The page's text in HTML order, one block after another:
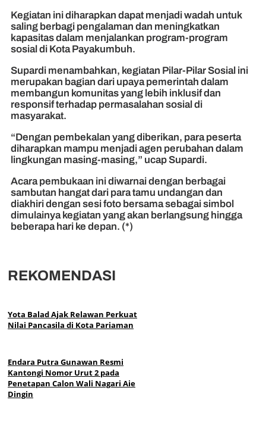
Kegiatan ini diharapkan dapat menjadi wadah untuk
saling berbagi pengalaman dan meningkatkan
kapasitas dalam menjalankan program-program
sosial di Kota Payakumbuh.
Supardi menambahkan, kegiatan Pilar-Pilar Sosial ini
merupakan bagian dari upaya pemerintah dalam
membangun komunitas yang lebih inklusif dan
responsif terhadap permasalahan sosial di
masyarakat.
“Dengan pembekalan yang diberikan, para peserta
diharapkan mampu menjadi agen perubahan dalam
lingkungan masing-masing,” ucap Supardi.
Acara pembukaan ini diwarnai dengan berbagai
sambutan hangat dari para tamu undangan dan
diakhiri dengan sesi foto bersama sebagai simbol
dimulainya kegiatan yang akan berlangsung hingga
beberapa hari ke depan. (*)
REKOMENDASI
Yota Balad Ajak Relawan Perkuat
Nilai Pancasila di Kota Pariaman
Endara Putra Gunawan Resmi
Kantongi Nomor Urut 2 pada
Penetapan Calon Wali Nagari Aie
Dingin